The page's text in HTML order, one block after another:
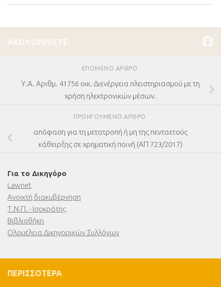
ΑΚΟΛΟΥΘΉΣΤΕ:
ΕΠΌΜΕΝΟ ΆΡΘΡΟ
Υ.Α. Αριθμ. 41756 οικ. Διενέργεια πλειστηριασμού με τη
χρήση ηλεκτρονικών μέσων.
ΠΡΟΗΓΟΎΜΕΝΟ ΆΡΘΡΟ
απόφαση για τη μετατροπή ή μη της πενταετούς
κάθειρξης σε χρηματική ποινή (ΑΠ 723/2017)
Για το Δικηγόρο
Lawnet
Ανοικτή διακυβέρνηση
Τ.Ν.Π. - Ισοκράτης
Βιβλιοθήκη
Ολομέλεια Δικηγορικών Συλλόγων
ΠΕΡΙΣΣΌΤΕΡΑ